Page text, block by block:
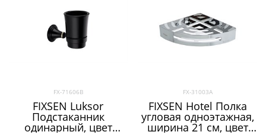
FX-71606B
FIXSEN Luksor
Подстаканник
одинарный, цвет
FX-31003A
FIXSEN Hotel Полка
угловая одноэтажная,
ширина 21 см, цвет